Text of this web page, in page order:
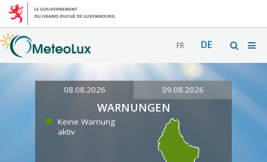
FR DE
08.08.2026 09.08.2026
WARNUNGEN
Keine Warnung
aktiv